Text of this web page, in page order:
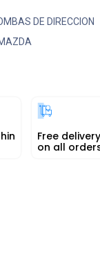
DE DIRECCION
Free delivery
on all